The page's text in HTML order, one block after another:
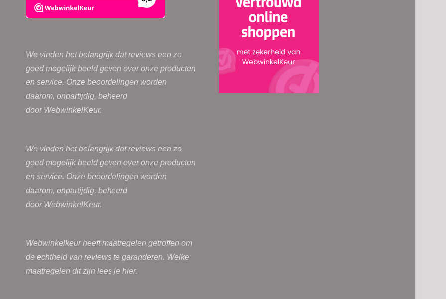
We vinden het belangrijk dat reviews een zo
goed mogelijk beeld geven over onze producten
en service. Onze beoordelingen worden
daarom, onpartijdig, beheerd
door WebwinkelKeur.
We vinden het belangrijk dat reviews een zo
goed mogelijk beeld geven over onze producten
en service. Onze beoordelingen worden
daarom, onpartijdig, beheerd
door WebwinkelKeur.
Webwinkelkeur heeft maatregelen getroffen om
de echtheid van reviews te garanderen. Welke
maatregelen dit zijn lees je hier.